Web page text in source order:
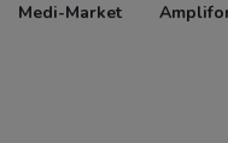
Medi-Market